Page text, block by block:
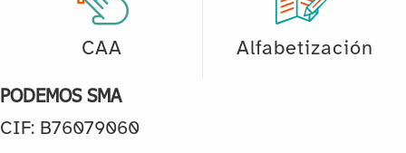
CAA Alfabetización
PODEMOS SMA
CIF: B76079060